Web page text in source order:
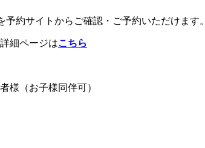
約サイトからご確認・ご予約いただけます。
細ページはこちら
様（お子様同伴可）